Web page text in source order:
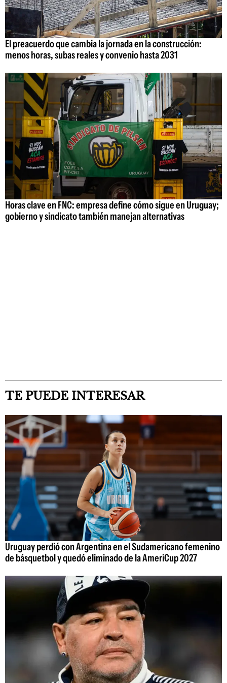
El preacuerdo que cambia la jornada en la construcción:
menos horas, subas reales y convenio hasta 2031
Horas clave en FNC: empresa define cómo sigue en Uruguay;
gobierno y sindicato también manejan alternativas
TE PUEDE INTERESAR
Uruguay perdió con Argentina en el Sudamericano femenino
de básquetbol y quedó eliminado de la AmeriCup 2027